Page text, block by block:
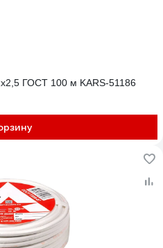
ГОСТ 100 м KARS-51186